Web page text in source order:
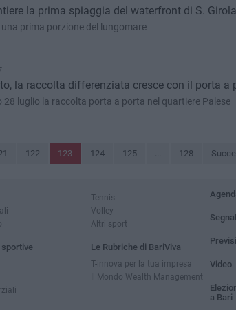
la prima spiaggia del waterfront di S.
prima porzione del lungomare
la raccolta differenziata cresce con il porta a
28 luglio la raccolta porta a porta nel quartiere Palese
122 123 124 125 ... 128
Tennis
Volley
Altri sport
Le Rubriche di BariViva
T-innova per la tua impresa
Il Mondo Wealth Management
Video
a Bari